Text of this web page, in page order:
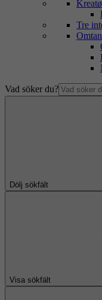
Tre
Vad söker du?
Dölj sökfält
Visa sökfält